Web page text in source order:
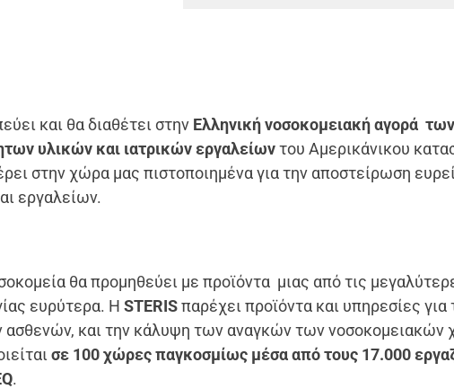
και θα διαθέτει στην Ελληνική νοσοκομειακή αγορά
υλικών και ιατρικών εργαλείωντου Αμερικάνικου
στην χώρα μας πιστοποιημένα για την αποστείρωση
εργαλείων.
θα προμηθεύει με προϊόντα μιας από τις
ευρύτερα. ΗSTERISπαρέχει προϊόντα και υπηρεσίες
και την κάλυψη των αναγκών των νοσοκομειακών
σε 100 χώρες παγκοσμίως μέσα από τους 17.000
.